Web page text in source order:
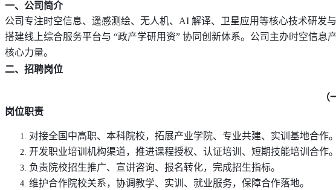
一、公司简介
公司专注时空信息、遥感测绘、无人机、 AI 解译、卫星应用等核心技术研发
搭建线上综合服务平台与 “政产学研用资” 协同创新体系。公司主办时空信
核心力量。
二、招聘岗位
岗位职责
对接全国中高职、本科院校，拓展产业学院、专业共建、实训基地合作。
开发职业培训机构渠道，推进课程授权、认证培训、短期技能培训合作。
负责院校招生推广、宣讲咨询、报名转化，完成招生指标。
维护合作院校关系，协调教学、实训、就业服务，保障合作落地。